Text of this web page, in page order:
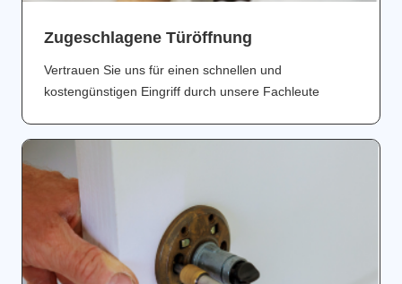
Zugeschlagene Türöffnung
Vertrauen Sie uns für einen schnellen und
kostengünstigen Eingriff durch unsere Fachleute